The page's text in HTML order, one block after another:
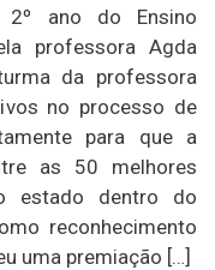
ano do Ensino
professora Agda
da professora
no processo de
para que a
as 50 melhores
estado dentro do
reconhecimento
uma premiação […]